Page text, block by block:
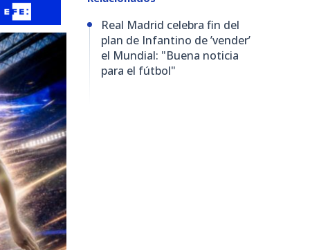
Real Madrid celebra fin del
plan de Infantino de ’vender’
el Mundial: "Buena noticia
para el fútbol"